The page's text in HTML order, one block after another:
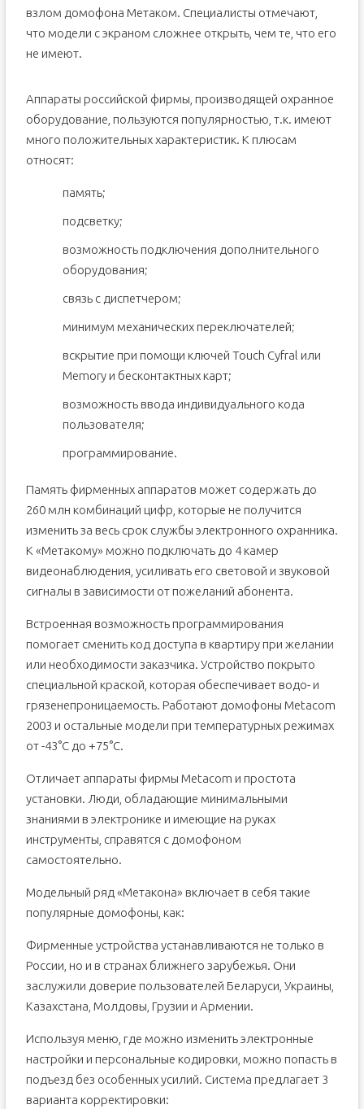
взлом домофона Метаком. Специалисты отмечают,
что модели с экраном сложнее открыть, чем те, что его
не имеют.
Аппараты российской фирмы, производящей охранное
оборудование, пользуются популярностью, т.к. имеют
много положительных характеристик. К плюсам
относят:
память;
подсветку;
возможность подключения дополнительного
оборудования;
связь с диспетчером;
минимум механических переключателей;
вскрытие при помощи ключей Touch Cyfral или
Memory и бесконтактных карт;
возможность ввода индивидуального кода
пользователя;
программирование.
Память фирменных аппаратов может содержать до
260 млн комбинаций цифр, которые не получится
изменить за весь срок службы электронного охранника.
К «Метакому» можно подключать до 4 камер
видеонаблюдения, усиливать его световой и звуковой
сигналы в зависимости от пожеланий абонента.
Встроенная возможность программирования
помогает сменить код доступа в квартиру при желании
или необходимости заказчика. Устройство покрыто
специальной краской, которая обеспечивает водо- и
грязенепроницаемость. Работают домофоны Metacom
2003 и остальные модели при температурных режимах
от -43°С до +75°С.
Отличает аппараты фирмы Metacom и простота
установки. Люди, обладающие минимальными
знаниями в электронике и имеющие на руках
инструменты, справятся с домофоном
самостоятельно.
Модельный ряд «Метакона» включает в себя такие
популярные домофоны, как:
Фирменные устройства устанавливаются не только в
России, но и в странах ближнего зарубежья. Они
заслужили доверие пользователей Беларуси, Украины,
Казахстана, Молдовы, Грузии и Армении.
Используя меню, где можно изменить электронные
настройки и персональные кодировки, можно попасть в
подъезд без особенных усилий. Система предлагает 3
варианта корректировки: